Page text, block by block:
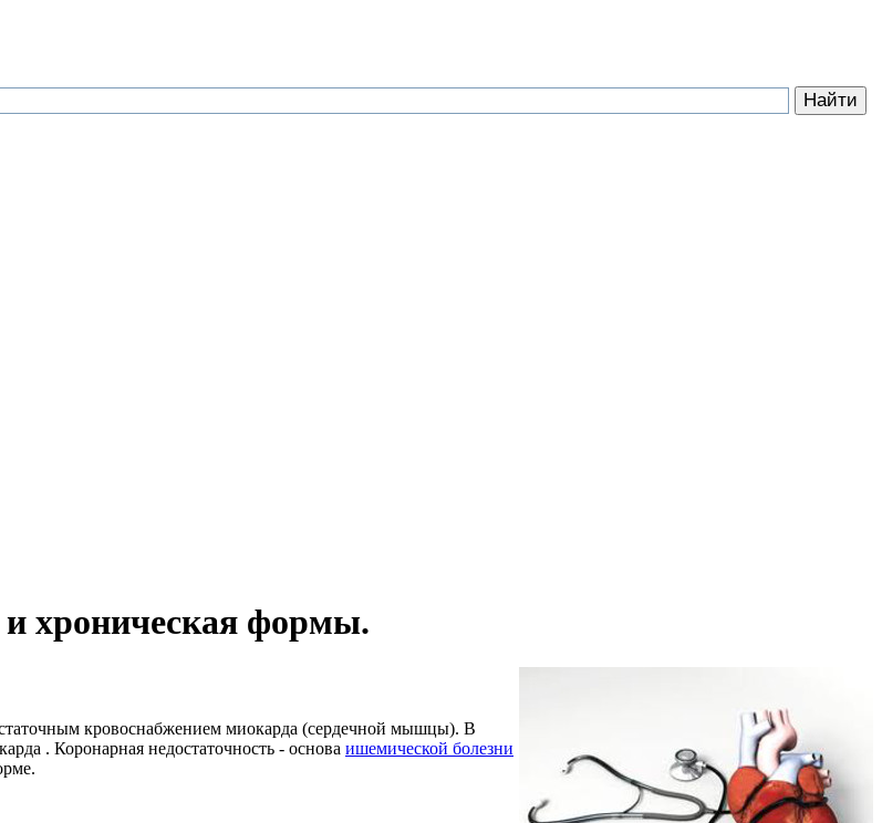
и хроническая формы.
кровоснабжением миокарда (сердечной мышцы). В
. Коронарная недостаточность - основа ишемической болезни